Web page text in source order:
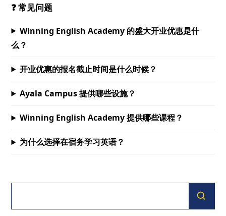
❓ 常见问题
Winning English Academy 的盛大开业优惠是什
么？
开业优惠的报名截止时间是什么时候？
Ayala Campus 提供哪些设施？
Winning English Academy 提供哪些课程？
为什么选择在宿务学习英语？